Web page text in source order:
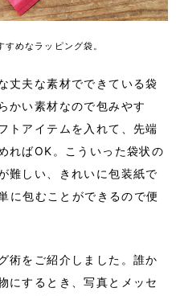
めなラッピング袋。
丈夫な素材でできている袋
かい素材なので包みやす
トアイテムを入れて、先端
ればOK。こういった袋状の
難しい、きれいに包装紙で
に包むことができるので便
術をご紹介しました。誰か
にするとき、写真とメッセ